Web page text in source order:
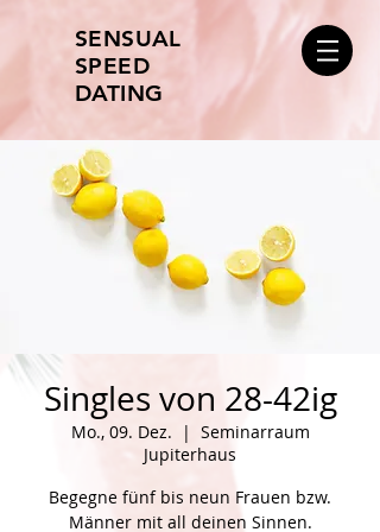
SENSUAL
SPEED
DATING
Singles von 28-42ig
Mo., 09. Dez.
  |
Seminarraum
Jupiterhaus
Begegne fünf bis neun Frauen bzw.
Männer mit all deinen Sinnen.